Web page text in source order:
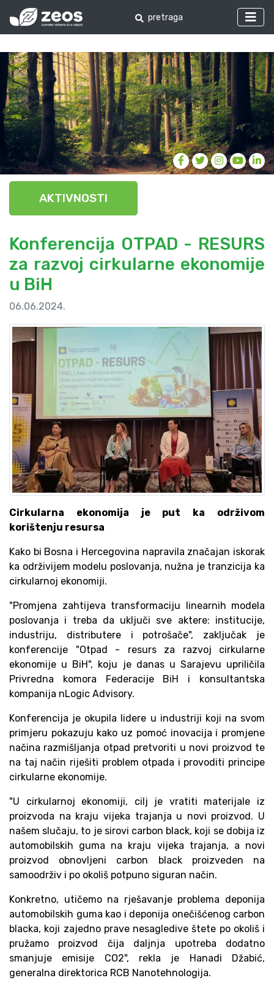
AKTIVNOSTI
Konferencija OTPAD - RESURS
za razvoj cirkularne ekonomije
u BiH
06.06.2024.
Cirkularna ekonomija je put ka održivom
korištenju resursa
Kako bi Bosna i Hercegovina napravila značajan iskorak
ka održivijem modelu poslovanja, nužna je tranzicija ka
cirkularnoj ekonomiji.
"Promjena zahtijeva transformaciju linearnih modela
poslovanja i treba da uključi sve aktere: institucije,
industriju, distributere i potrošače", zaključak je
konferencije "Otpad - resurs za razvoj cirkularne
ekonomije u BiH", koju je danas u Sarajevu upriličila
Privredna komora Federacije BiH i konsultantska
kompanija nLogic Advisory.
Konferencija je okupila lidere u industriji koji na svom
primjeru pokazuju kako uz pomoć inovacija i promjene
načina razmišljanja otpad pretvoriti u novi proizvod te
na taj način riješiti problem otpada i provoditi principe
cirkularne ekonomije.
"U cirkularnoj ekonomiji, cilj je vratiti materijale iz
proizvoda na kraju vijeka trajanja u novi proizvod. U
našem slučaju, to je sirovi carbon black, koji se dobija iz
automobilskih guma na kraju vijeka trajanja, a novi
proizvod obnovljeni carbon black proizveden na
samoodrživ i po okoliš potpuno siguran način.
Konkretno, utičemo na rješavanje problema deponija
automobilskih guma kao i deponija onečišćenog carbon
blacka, koji zajedno prave nesagledive štete po okoliš i
pružamo proizvod čija daljnja upotreba dodatno
smanjuje emisije CO2", rekla je Hanadi Džabić,
generalna direktorica RCB Nanotehnologija.